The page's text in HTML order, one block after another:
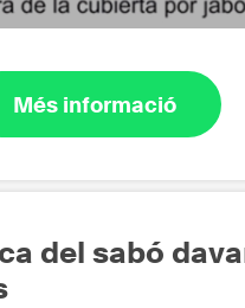
Més informació
del sabó